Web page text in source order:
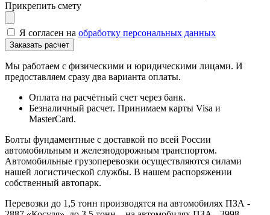
Прикрепить смету
Я согласен на обработку персональных данных
Мы работаем с физическими и юридическими лицами. И
предоставляем сразу два варианта оплаты.
Оплата на расчётный счет через банк.
Безналичный расчет. Принимаем карты Visa и
MasterCard.
Болты фундаментные с доставкой по всей России
автомобильным и железнодорожным транспортом.
Автомобильные грузоперевозки осуществляются силами
нашей логистической службы. В нашем распоряжении
собственный автопарк.
Перевозки до 1,5 тонн производятся на автомобилях ПЗА -